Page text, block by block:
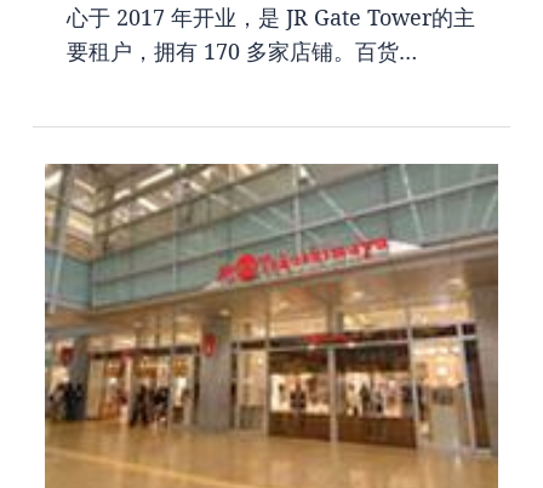
心于 2017 年开业，是 JR Gate Tower的主
要租户，拥有 170 多家店铺。百货…